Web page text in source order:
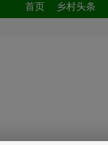
首页 乡村头条